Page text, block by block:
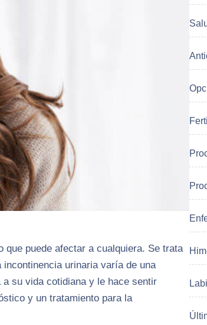
que puede afectar a cualquiera. Se trata
urinaria varía de una
su vida cotidiana y le hace sentir
y un tratamiento para la